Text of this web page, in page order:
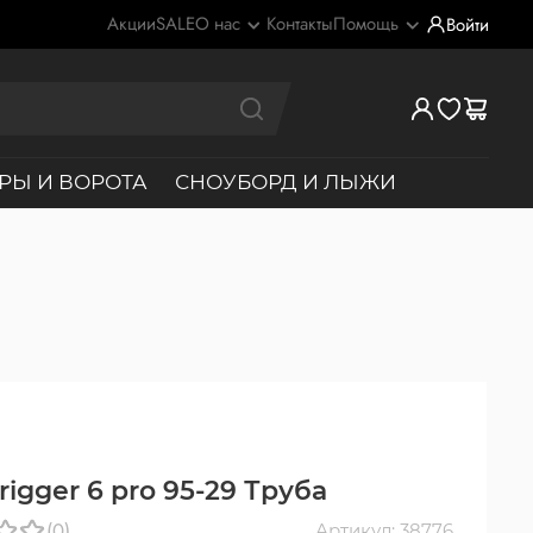
АкцииSALEО нас КонтактыПомощь Войти
И ВОРОТА СНОУБОРД И ЛЫЖИ
6 pro 95-29 Труба